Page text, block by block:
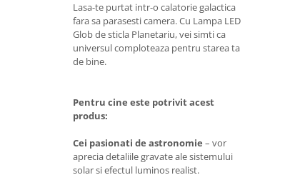
Lasa-te purtat intr-o calatorie galactica
fara sa parasesti camera. Cu Lampa LED
Glob de sticla Planetariu, vei simti ca
universul comploteaza pentru starea ta
de bine.
Pentru cine este potrivit acest
produs:
Cei pasionati de astronomie – vor
aprecia detaliile gravate ale sistemului
solar si efectul luminos realist.